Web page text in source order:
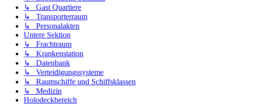
↳ Gast Quartiere
↳ Transporterraum
↳ Personalakten
Untere Sektion
↳ Frachtraum
↳ Krankenstation
↳ Datenbank
↳ Verteidigungssysteme
↳ Raumschiffe und Schiffsklassen
↳ Medizin
Holodeckbereich